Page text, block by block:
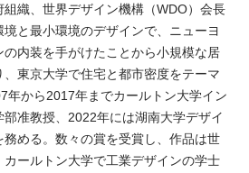
織、世界デザイン機構（WDO）会長
と最小環境のデザインで、ニューヨ
内装を手がけたことから小規模な居
東京大学で住宅と都市密度をテーマ
年から2017年までカールトン大学イン
准教授、2022年には湖南大学デザイ
務める。数々の賞を受賞し、作品は世
ールトン大学で工業デザインの学士